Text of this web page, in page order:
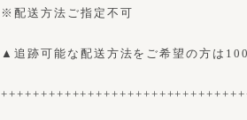
※配送方法ご指定不可
▲追跡可能な配送方法をご希望の方は